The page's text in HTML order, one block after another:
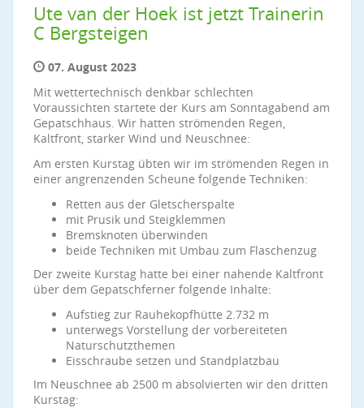
Ute van der Hoek ist jetzt Trainerin
C Bergsteigen
07. August 2023
Mit wettertechnisch denkbar schlechten
Voraussichten startete der Kurs am Sonntagabend am
Gepatschhaus. Wir hatten strömenden Regen,
Kaltfront, starker Wind und Neuschnee:
Am ersten Kurstag übten wir im strömenden Regen in
einer angrenzenden Scheune folgende Techniken:
Retten aus der Gletscherspalte
mit Prusik und Steigklemmen
Bremsknoten überwinden
beide Techniken mit Umbau zum Flaschenzug
Der zweite Kurstag hatte bei einer nahende Kaltfront
über dem Gepatschferner folgende Inhalte:
Aufstieg zur Rauhekopfhütte 2.732 m
unterwegs Vorstellung der vorbereiteten
Naturschutzthemen
Eisschraube setzen und Standplatzbau
Im Neuschnee ab 2500 m absolvierten wir den dritten
Kurstag: